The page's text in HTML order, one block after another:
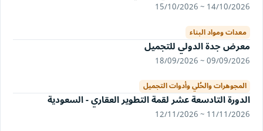
14/10/2026 ~ 15/10/2026
معدات ومواد البناء
معرض جدة الدولي للتجميل
09/09/2026 ~ 18/09/2026
المجوهرات والحُلي وأدوات التجميل
الدورة التادسعة عشر لقمة التطوير العقاري - السعودية
11/11/2026 ~ 12/11/2026